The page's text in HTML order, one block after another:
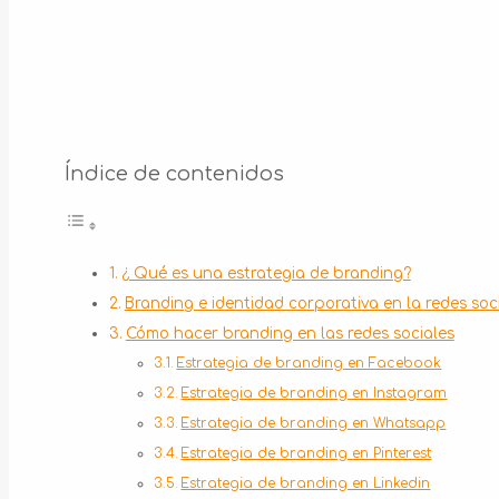
Índice de contenidos
¿ Qué es una estrategia de branding?
Branding e identidad corporativa en la redes
Cómo hacer branding en las redes sociales
Estrategia de branding en Facebook
Estrategia de branding en Instagram
Estrategia de branding en Whatsapp
Estrategia de branding en Pinterest
Estrategia de branding en Linkedin